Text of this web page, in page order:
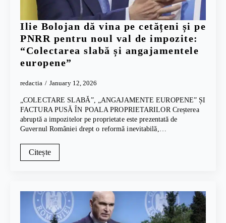
Ilie Bolojan dă vina pe cetățeni și pe
PNRR pentru noul val de impozite:
“Colectarea slabă și angajamentele
europene”
redactia January 12, 2026
„COLECTARE SLABĂ”, „ANGAJAMENTE EUROPENE” ȘI
FACTURA PUSĂ ÎN POALA PROPRIETARILOR Creșterea
abruptă a impozitelor pe proprietate este prezentată de
Guvernul României drept o reformă inevitabilă,…
Citește